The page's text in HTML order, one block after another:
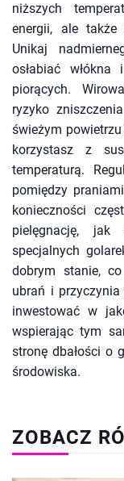
niższych
energii, ale także
Unikaj
osłabiać
piorących.
ryzyko
świeżym
korzystasz z
temperaturą.
pomiędzy
konieczności
pielęgnację, jak
specjalnych
dobrym stanie,
ubrań i
inwestować w
wspierając tym
stronę dbałości o
środowiska.
ZOBACZ